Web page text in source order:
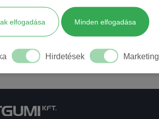
elfogadása Minden elfogadása
Hirdetések Marketing